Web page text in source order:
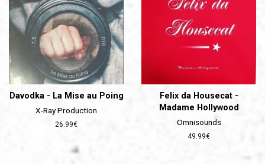
Davodka - La Mise au Poing
X-Ray Production
Prix
26.99€
Felix da Housecat -
Madame Hollywood
Omnisounds
Prix
49.99€